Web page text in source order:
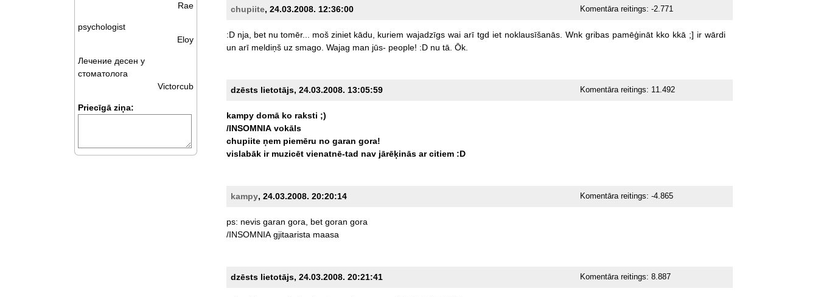
chupiite, 24.03.2008. 12:36:00 Komentāra reitings:-2.771
:D nja, bet nu tomēr... moš ziniet kādu, kuriem wajadzīgs wai arī tgd iet noklausīšanās. Wnk gribas pamēģināt kko kkā ;] ir wārdi
un arī meldiņš uz smago. Wajag man jūs- people! :D nu tā. Ōk.
dzēsts lietotājs, 24.03.2008. 13:05:59 Komentāra reitings: 11.492
kampy domā ko raksti ;)
/INSOMNIA vokāls
chupiite ņem piemēru no garan gora!
vislabāk ir muzicēt vienatnē-tad nav jārēķinās ar citiem :D
kampy, 24.03.2008. 20:20:14 Komentāra reitings:-4.865
ps: nevis garan gora, bet goran gora
/INSOMNIA gjitaarista maasa
dzēsts lietotājs, 24.03.2008. 20:21:41 Komentāra reitings:8.887
Rae
psychologist
Eloy
Лечение десен у
стоматолога
Victorcub
Priecīgā ziņa: